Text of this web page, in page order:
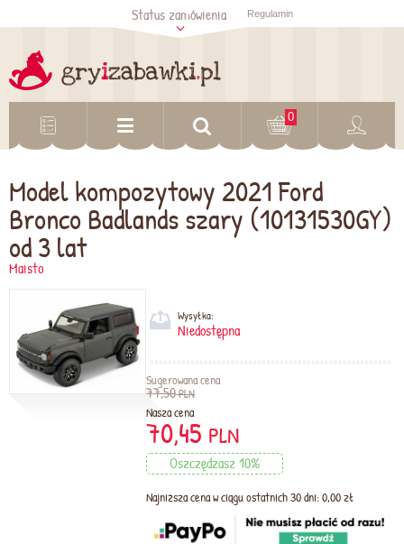
Sprawdź status
zamówienia
Status zamówienia Regulamin
0
Model kompozytowy 2021 Ford
Bronco Badlands szary (10131530GY)
od 3 lat
Maisto
Wysyłka:
Niedostępna
Sugerowana cena
77,50PLN
Nasza cena
70,45 PLN
Oszczędzasz 10%
Najniższa cena w ciągu ostatnich 30 dni: 0,00 zł